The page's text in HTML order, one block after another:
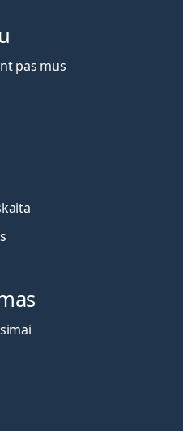
pas mus